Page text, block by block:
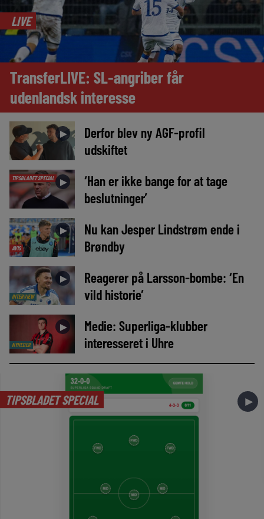
LIVE
TransferLIVE: SL-angriber får
udenlandsk interesse
►
Derfor blev ny AGF-profil
udskiftet
TIPSBLADET SPECIAL ►
‘Han er ikke bange for at tage
beslutninger’
AVIS
►
Nu kan Jesper Lindstrøm ende i
Brøndby
INTERVIEW
►
Reagerer på Larsson-bombe: ‘En
vild historie’
NYHEDER
►
Medie: Superliga-klubber
interesseret i Uhre
TIPSBLADET SPECIAL ►